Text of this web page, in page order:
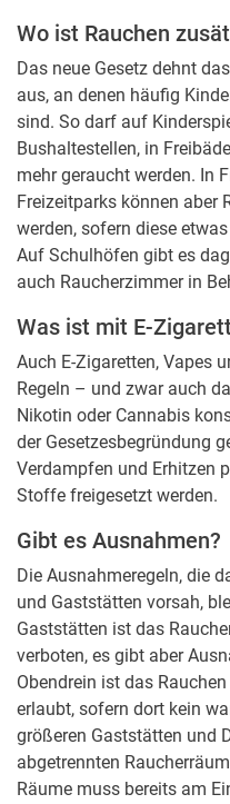
Wo ist Rauchen
Das neue Gesetz dehnt
aus, an denen häufig
sind. So darf auf
Bushaltestellen, in
mehr geraucht werden. In
Freizeitparks können aber
werden, sofern diese
Auf Schulhöfen gibt es
auch Raucherzimmer in
Was ist mit E-
Auch E-Zigaretten, Vapes
Regeln – und zwar auch
Nikotin oder Cannabis
der Gesetzesbegründung
Verdampfen und Erhitzen
Stoffe freigesetzt werden.
Gibt es Ausnahmen?
Die Ausnahmeregeln, die
und Gaststätten vorsah,
Gaststätten ist das
verboten, es gibt aber
Obendrein ist das
erlaubt, sofern dort kein
größeren Gaststätten und
abgetrennten
Räume muss bereits am